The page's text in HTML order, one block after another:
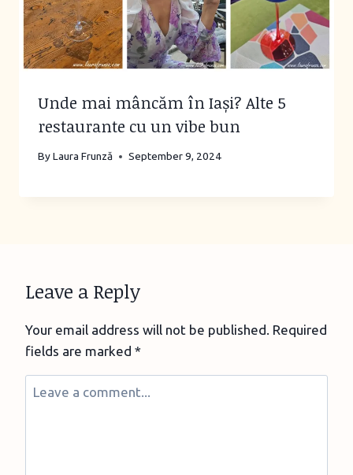
Unde mai mâncăm în Iași? Alte 5
restaurante cu un vibe bun
ByLaura Frunză September 9, 2024
Leave a Reply
Your email address will not be published. Required
fields are marked *